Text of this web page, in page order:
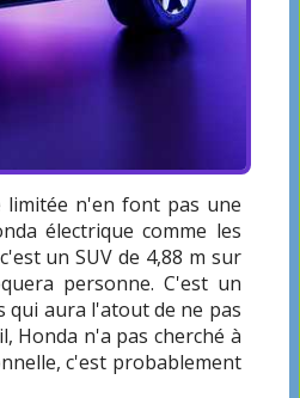
limitée n'en font pas une
électrique comme les
un SUV de 4,88 m sur
personne. C'est un
qui aura l'atout de ne pas
Honda n'a pas cherché à
c'est probablement